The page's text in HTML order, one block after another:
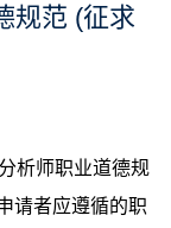
规范 (征求
析师职业道德规
请者应遵循的职